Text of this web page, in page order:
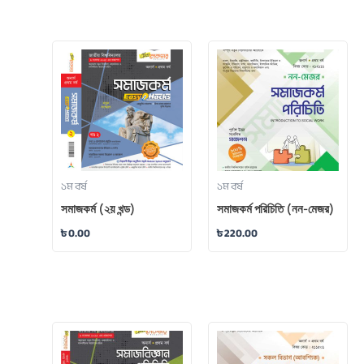
১ম বর্ষ
সমাজকর্ম (২য় খন্ড)
৳0.00
১ম বর্ষ
সমাজকর্ম পরিচিতি (নন-মেজর)
৳220.00